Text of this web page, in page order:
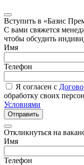
Вступить в «Базис
С вами свяжется
чтобы обсудить
Имя
Телефон
Я согласен с
обработку своих
Условиями
Отправить
Откликнуться на
Имя
Телефон